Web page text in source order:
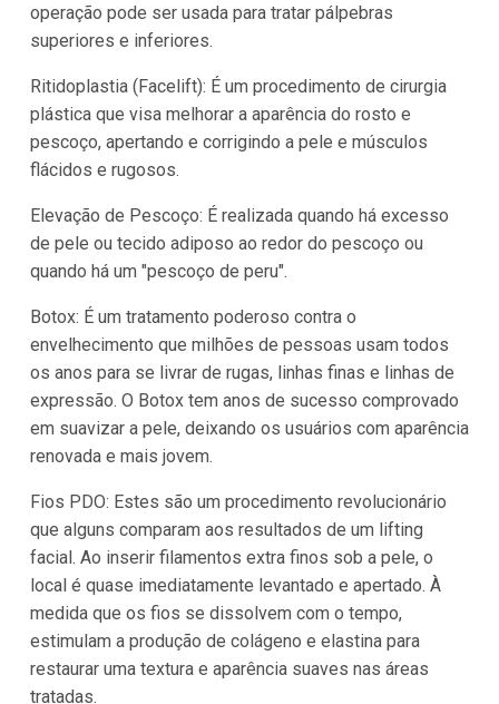
operação pode ser usada para tratar pálpebras
superiores e inferiores.
Ritidoplastia (Facelift): É um procedimento de cirurgia
plástica que visa melhorar a aparência do rosto e
pescoço, apertando e corrigindo a pele e músculos
flácidos e rugosos.
Elevação de Pescoço: É realizada quando há excesso
de pele ou tecido adiposo ao redor do pescoço ou
quando há um "pescoço de peru".
Botox: É um tratamento poderoso contra o
envelhecimento que milhões de pessoas usam todos
os anos para se livrar de rugas, linhas finas e linhas de
expressão. O Botox tem anos de sucesso comprovado
em suavizar a pele, deixando os usuários com aparência
renovada e mais jovem.
Fios PDO: Estes são um procedimento revolucionário
que alguns comparam aos resultados de um lifting
facial. Ao inserir filamentos extra finos sob a pele, o
local é quase imediatamente levantado e apertado. À
medida que os fios se dissolvem com o tempo,
estimulam a produção de colágeno e elastina para
restaurar uma textura e aparência suaves nas áreas
tratadas.